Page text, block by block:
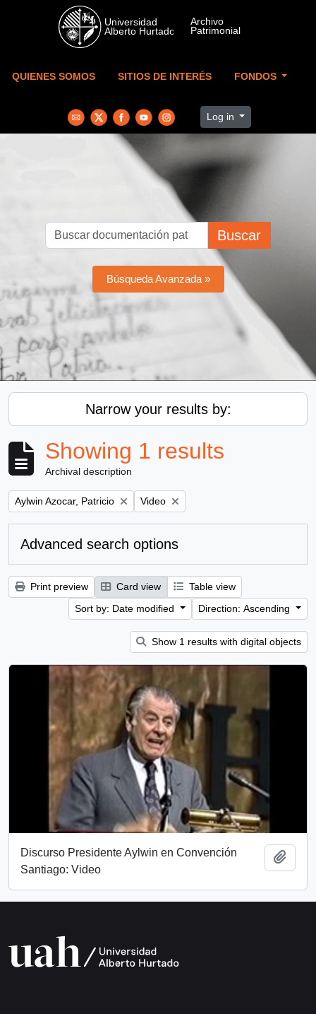
Skip to main content
QUIENES SOMOS SITIOS DE INTERÉS FONDOS
Log in
Buscar
Búsqueda Avanzada »
Narrow your results by:
Showing 1 results
Archival description
Remove filter:
Aylwin Azocar, Patricio Remove filter:
Video
Advanced search options
Print preview Card view
Table view
Sort by: Date modified
Direction: Ascending
Show 1 results with digital objects
Discurso Presidente Aylwin en Convención
Santiago: Video